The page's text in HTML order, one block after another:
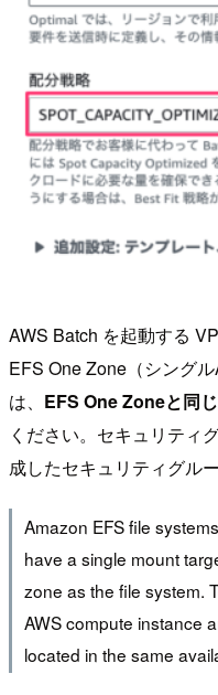
AWS Batch を起動する
EFS One Zone（シング
は、 EFS One Zoneと同
ください。セキュリティ
成したセキュリティグル
Amazon EFS file
have a single mount
zone as the file system.
AWS compute instance
located in the same